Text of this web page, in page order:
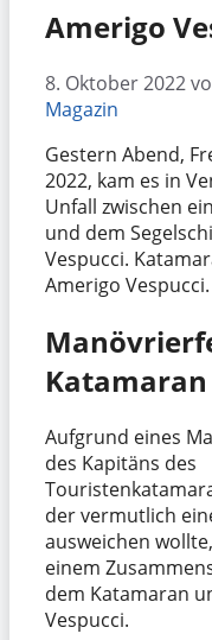
Amerigo
8. Oktober 2022
Magazin
Gestern Abend,
2022, kam es in
Unfall zwischen
und dem
Vespucci.
Amerigo Vespucci.
Katamaran
Aufgrund eines
des Kapitäns des
der vermutlich
ausweichen
einem
dem Katamaran
Vespucci.